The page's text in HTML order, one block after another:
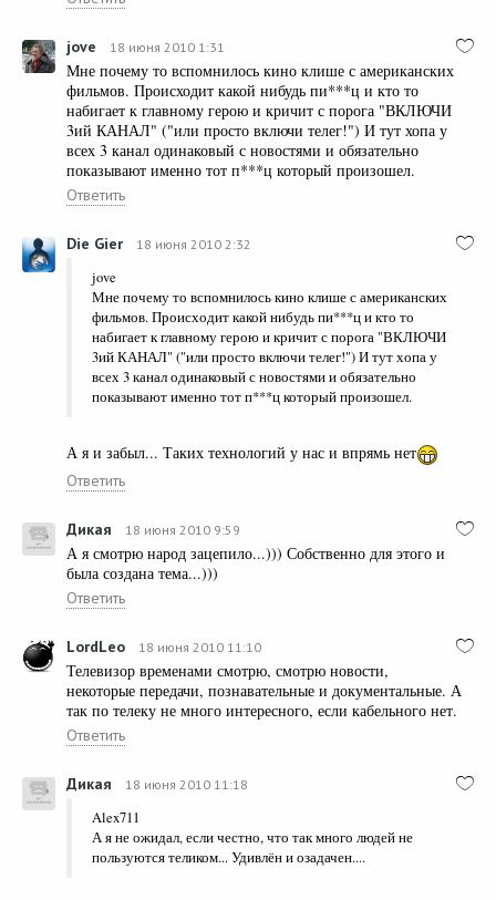
jove 18 июня 2010 1:31
Мне почему то вспомнилось кино клише с американских
фильмов. Происходит какой нибудь пи***ц и кто то
набигает к главному герою и кричит с порога "ВКЛЮЧИ
3ий КАНАЛ" ("или просто включи телег!") И тут хопа у
всех 3 канал одинаковый с новостями и обязательно
показывают именно тот п***ц который произошел.
Ответить
Die Gier 18 июня 2010 2:32
jove
Мне почему то вспомнилось кино клише с американских
фильмов. Происходит какой нибудь пи***ц и кто то
набигает к главному герою и кричит с порога "ВКЛЮЧИ
3ий КАНАЛ" ("или просто включи телег!") И тут хопа у
всех 3 канал одинаковый с новостями и обязательно
показывают именно тот п***ц который произошел.
А я и забыл... Таких технологий у нас и впрямь нет
Ответить
Дикая 18 июня 2010 9:59
А я смотрю народ зацепило...))) Собственно для этого и
была создана тема...)))
Ответить
LordLeo 18 июня 2010 11:10
Телевизор временами смотрю, смотрю новости,
некоторые передачи, познавательные и документальные. А
так по телеку не много интересного, если кабельного нет.
Ответить
Дикая 18 июня 2010 11:18
Alex711
А я не ожидал, если честно, что так много людей не
пользуются теликом... Удивлён и озадачен....